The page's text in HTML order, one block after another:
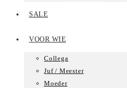
SALE
VOOR WIE
Collega
Juf / Meester
Moeder